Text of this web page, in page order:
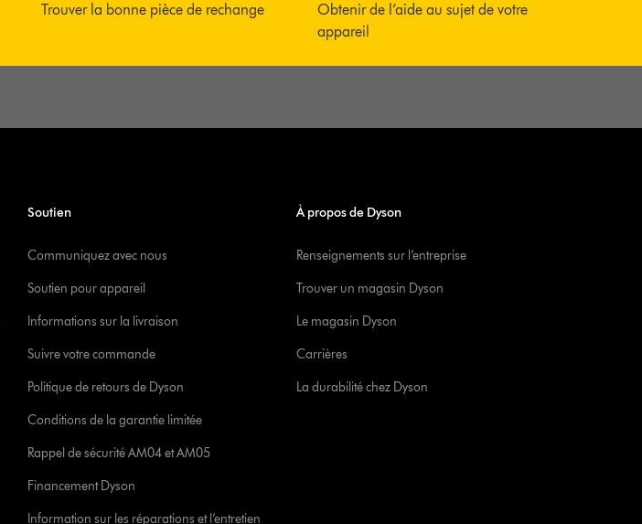
Trouver la bonne pièce de rechange
Obtenir de l’aide au sujet de votre
appareil
Soutien
Communiquez avec nous
Soutien pour appareil
Informations sur la livraison
Suivre votre commande
Politique de retours de Dyson
Conditions de la garantie limitée
Rappel de sécurité AM04 et AM05
Financement Dyson
Information sur les réparations et l’entretien
À propos de Dyson
Renseignements sur l’entreprise
Trouver un magasin Dyson
Le magasin Dyson
Carrières
La durabilité chez Dyson